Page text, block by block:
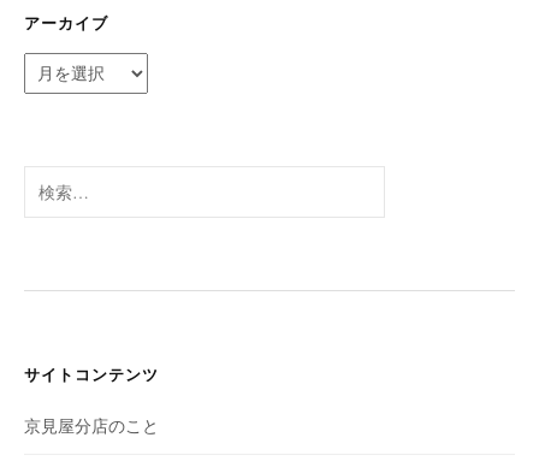
アーカイブ
ー
ブ
索:
サイトコンテンツ
京見屋分店のこと